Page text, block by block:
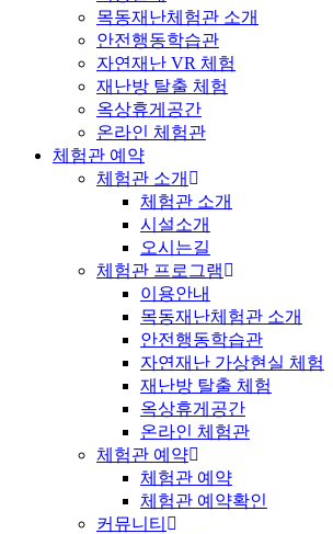
목동재난체험관 소개
안전행동학습관
자연재난 VR 체험
재난방 탈출 체험
옥상휴게공간
온라인 체험관
체험관 예약
체험관 소개
체험관 소개
시설소개
오시는길
체험관 프로그램
이용안내
목동재난체험관 소개
안전행동학습관
자연재난 가상현실 체험
재난방 탈출 체험
옥상휴게공간
온라인 체험관
체험관 예약
체험관 예약
체험관 예약확인
커뮤니티